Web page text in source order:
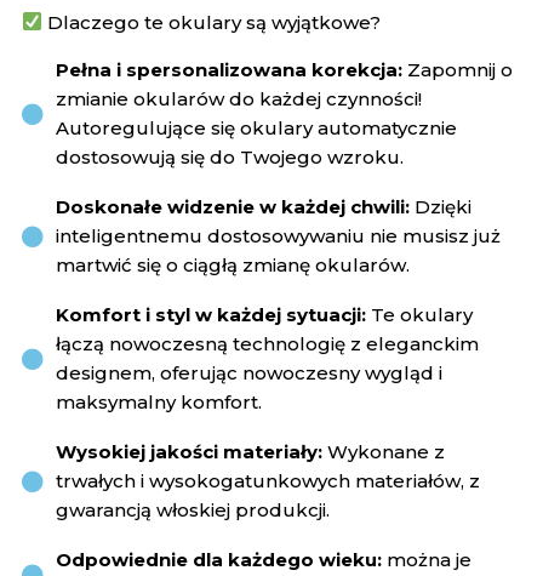
Dlaczego te okulary są wyjątkowe?
Pełna i spersonalizowana korekcja:Zapomnij o
zmianie okularów do każdej czynności!
Autoregulujące się okulary automatycznie
dostosowują się do Twojego wzroku.
Doskonałe widzenie w każdej chwili:Dzięki
inteligentnemu dostosowywaniu nie musisz już
martwić się o ciągłą zmianę okularów.
Komfort i styl w każdej sytuacji:Te okulary
łączą nowoczesną technologię z eleganckim
designem, oferując nowoczesny wygląd i
maksymalny komfort.
Wysokiej jakości materiały:Wykonane z
trwałych i wysokogatunkowych materiałów, z
gwarancją włoskiej produkcji.
Odpowiednie dla każdego wieku:można je